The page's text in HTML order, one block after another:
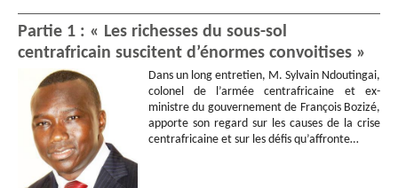
Partie 1 : « Les richesses du sous-sol
centrafricain suscitent d’énormes convoitises »
Dans un long entretien, M. Sylvain Ndoutingai,
colonel de l’armée centrafricaine et ex-
ministre du gouvernement de François Bozizé,
apporte son regard sur les causes de la crise
centrafricaine et sur les défis qu’affronte…